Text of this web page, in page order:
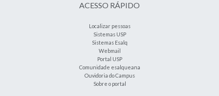
ACESSO RÁPIDO
Localizar pessoas
Sistemas USP
Sistemas Esalq
Webmail
Portal USP
Comunidade esalqueana
Ouvidoria do Campus
Sobre o portal